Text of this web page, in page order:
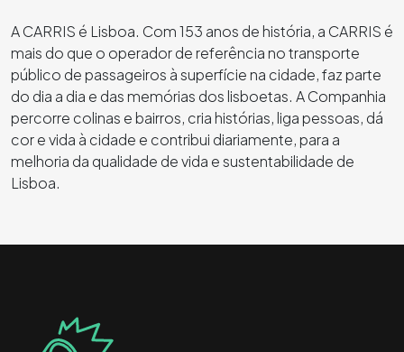
A CARRIS é Lisboa. Com 153 anos de história, a CARRIS é
mais do que o operador de referência no transporte
público de passageiros à superfície na cidade, faz parte
do dia a dia e das memórias dos lisboetas. A Companhia
percorre colinas e bairros, cria histórias, liga pessoas, dá
cor e vida à cidade e contribui diariamente, para a
melhoria da qualidade de vida e sustentabilidade de
Lisboa.